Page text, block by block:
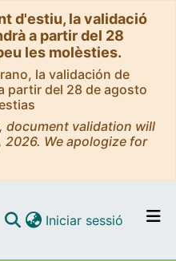
d'estiu, la validació
a partir del 28
les molèsties.
la validación de
partir del 28 de agosto
document validation will
We apologize for
Iniciar sessió (current)